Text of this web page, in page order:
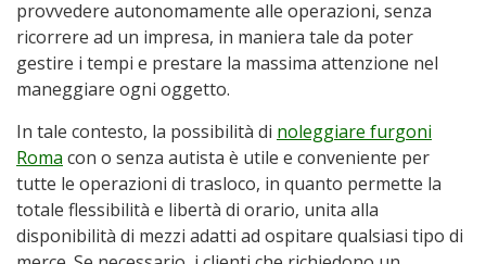
provvedere autonomamente alle operazioni, senza
ricorrere ad un impresa, in maniera tale da poter
gestire i tempi e prestare la massima attenzione nel
maneggiare ogni oggetto.
In tale contesto, la possibilità di noleggiare furgoni
Roma con o senza autista è utile e conveniente per
tutte le operazioni di trasloco, in quanto permette la
totale flessibilità e libertà di orario, unita alla
disponibilità di mezzi adatti ad ospitare qualsiasi tipo di